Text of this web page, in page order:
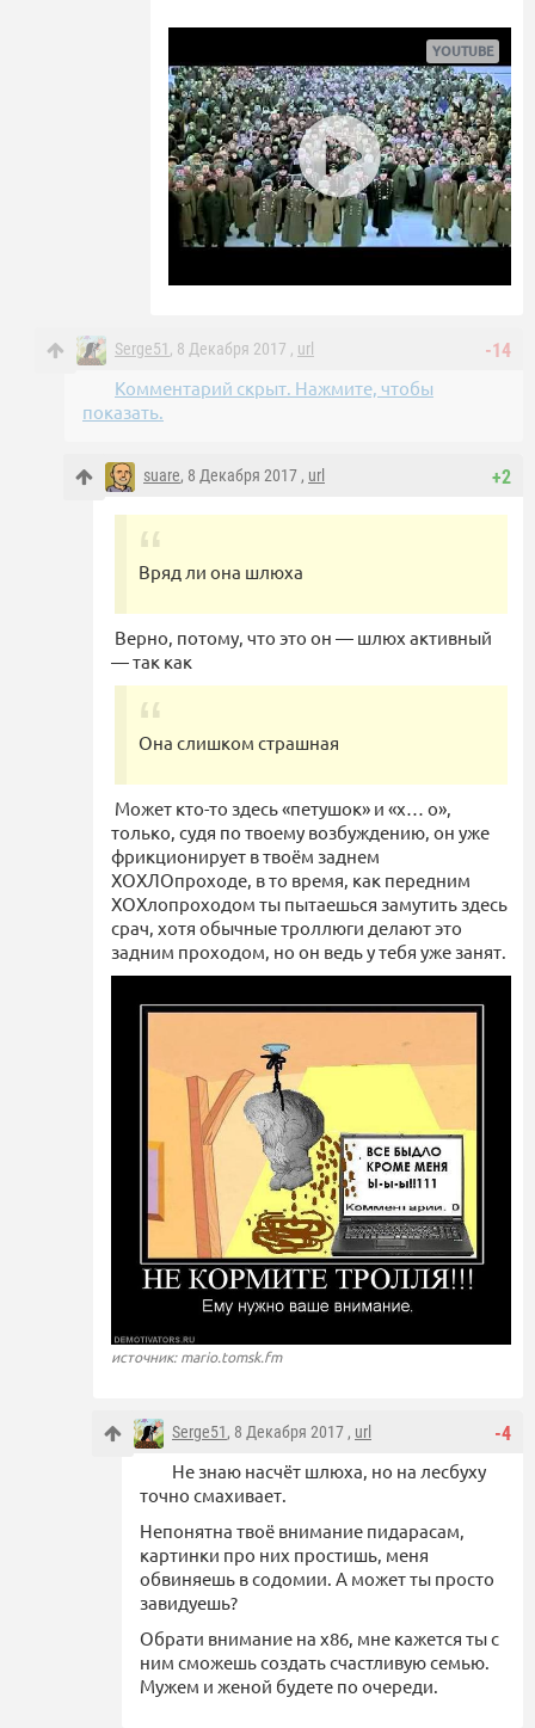
-14
Serge51 , 8 Декабря 2017 , url
Комментарий скрыт. Нажмите, чтобы
показать.
+2
suare, 8 Декабря 2017 , url
Вряд ли она шлюха
Верно, потому, что это он — шлюх активный
— так как
Она слишком страшная
Может кто-то здесь «петушок» и «х… о»,
только, судя по твоему возбуждению, он уже
фрикционирует в твоём заднем
ХОХЛОпроходе, в то время, как передним
ХОХлопроходом ты пытаешься замутить здесь
срач, хотя обычные троллюги делают это
задним проходом, но он ведь у тебя уже занят.
источник: mario.tomsk.fm
-4
Serge51, 8 Декабря 2017 , url
Не знаю насчёт шлюха, но на лесбуху
точно смахивает.
Непонятна твоё внимание пидарасам,
картинки про них простишь, меня
обвиняешь в содомии. А может ты просто
завидуешь?
Обрати внимание на х86, мне кажется ты с
ним сможешь создать счастливую семью.
Мужем и женой будете по очереди.